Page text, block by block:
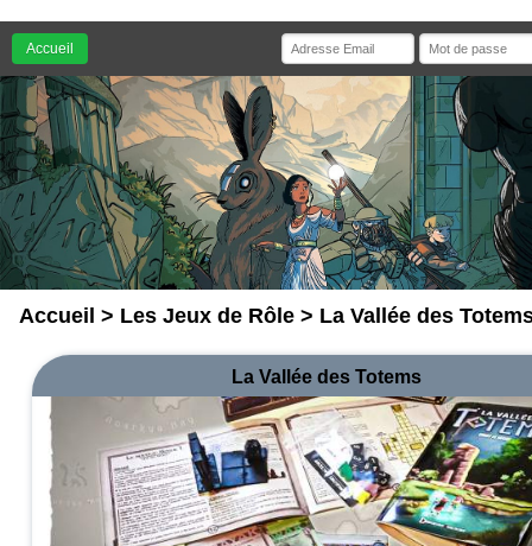
Accueil
Accueil > Les Jeux de Rôle > La Vallée des
La Vallée des Totems